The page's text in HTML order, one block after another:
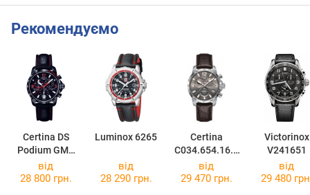
Рекомендуємо
Certina DS
Podium GMT
C001.639.16.0
57.02
Luminox 6265
Certina
C034.654.16.0
87.01
Victorinox
V241651
від
28 800 грн.
від
28 290 грн.
від
29 470 грн.
від
29 480